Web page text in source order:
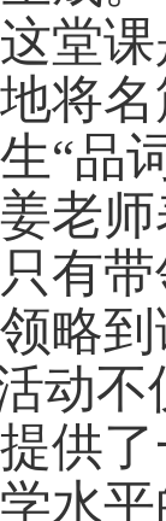
堂
将
“品
老
有
略
动
供
水